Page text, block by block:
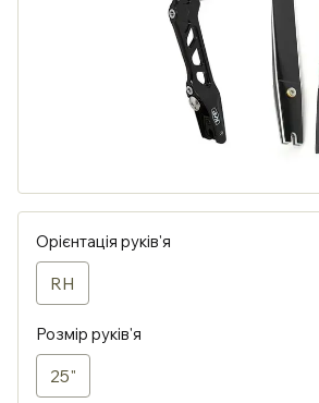
Орієнтація руків'я
RH
Розмір руків'я
25"